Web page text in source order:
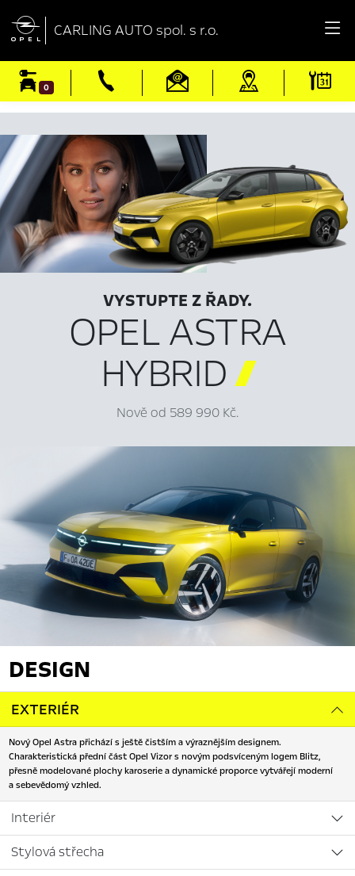
 CARLING AUTO spol. s r.o.
0
VYSTUPTE Z ŘADY.
OPEL ASTRA
HYBRID
Nově od 589 990 Kč.
DESIGN
EXTERIÉR
Nový Opel Astra přichází s ještě čistším a výraznějším designem.
Charakteristická přední část Opel Vizor s novým podsvíceným logem Blitz,
přesně modelované plochy karoserie a dynamické proporce vytvářejí moderní
a sebevědomý vzhled.
Interiér
Stylová střecha